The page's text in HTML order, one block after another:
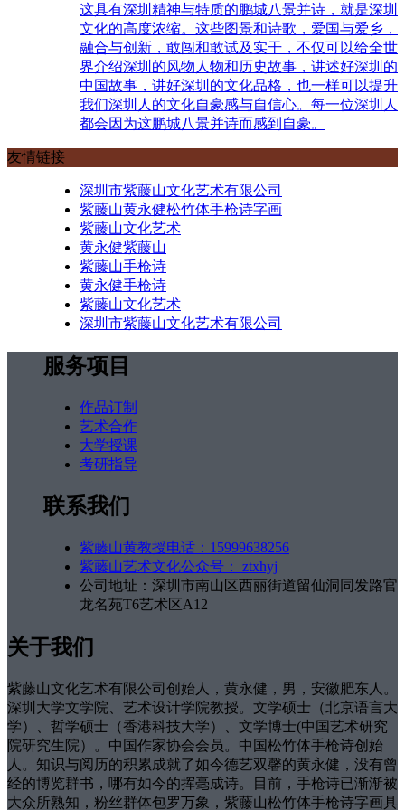
这具有深圳精神与特质的鹏城八景并诗，就是深圳
文化的高度浓缩。这些图景和诗歌，爱国与爱乡，
融合与创新，敢闯和敢试及实干，不仅可以给全世
界介绍深圳的风物人物和历史故事，讲述好深圳的
中国故事，讲好深圳的文化品格，也一样可以提升
我们深圳人的文化自豪感与自信心。每一位深圳人
都会因为这鹏城八景并诗而感到自豪。
友情链接
深圳市紫藤山文化艺术有限公司
紫藤山黄永健松竹体手枪诗字画
紫藤山文化艺术
黄永健紫藤山
紫藤山手枪诗
黄永健手枪诗
紫藤山文化艺术
深圳市紫藤山文化艺术有限公司
服务项目
作品订制
艺术合作
大学授课
考研指导
联系我们
紫藤山黄教授电话：15999638256
紫藤山艺术文化公众号： ztxhyj
公司地址：深圳市南山区西丽街道留仙洞同发路官
龙名苑T6艺术区A12
关于我们
紫藤山文化艺术有限公司创始人，黄永健，男，安徽肥东人。
深圳大学文学院、艺术设计学院教授。文学硕士（北京语言大
学）、哲学硕士（香港科技大学）、文学博士(中国艺术研究
院研究生院）。中国作家协会会员。中国松竹体手枪诗创始
人。知识与阅历的积累成就了如今德艺双馨的黄永健，没有曾
经的博览群书，哪有如今的挥毫成诗。目前，手枪诗已渐渐被
大众所熟知，粉丝群体包罗万象，紫藤山松竹体手枪诗字画具